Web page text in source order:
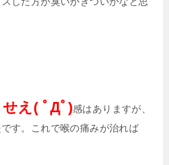
え( ﾟДﾟ)感はありますが、
す。これで喉の痛みが治れば